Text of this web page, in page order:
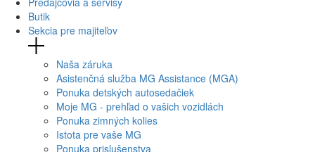
Butik
Sekcia pre majiteľov
Naša záruka
Asistenčná služba MG Assistance (MGA)
Ponuka detských autosedačiek
Moje MG - prehľad o vašich vozidlách
Ponuka zimných kolies
Istota pre vaše MG
Ponuka prislušenstva